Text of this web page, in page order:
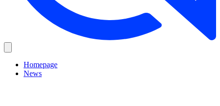
Homepage
News